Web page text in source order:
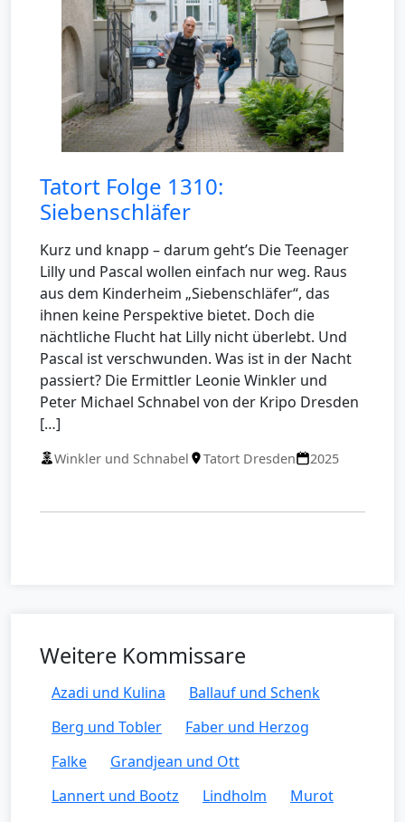
Tatort Folge 1310:
Siebenschläfer
Kurz und knapp – darum geht’s Die Teenager
Lilly und Pascal wollen einfach nur weg. Raus
aus dem Kinderheim „Siebenschläfer“, das
ihnen keine Perspektive bietet. Doch die
nächtliche Flucht hat Lilly nicht überlebt. Und
Pascal ist verschwunden. Was ist in der Nacht
passiert? Die Ermittler Leonie Winkler und
Peter Michael Schnabel von der Kripo Dresden
[…]
Winkler und Schnabel Tatort Dresden 2025
Weitere Kommissare
Azadi und Kulina
Ballauf und Schenk
Berg und Tobler
Faber und Herzog
Falke
Grandjean und Ott
Lannert und Bootz
Lindholm
Murot